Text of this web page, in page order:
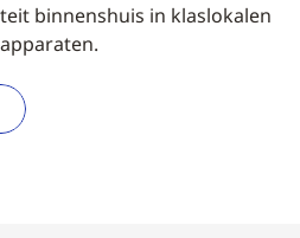
binnenshuis in klaslokalen